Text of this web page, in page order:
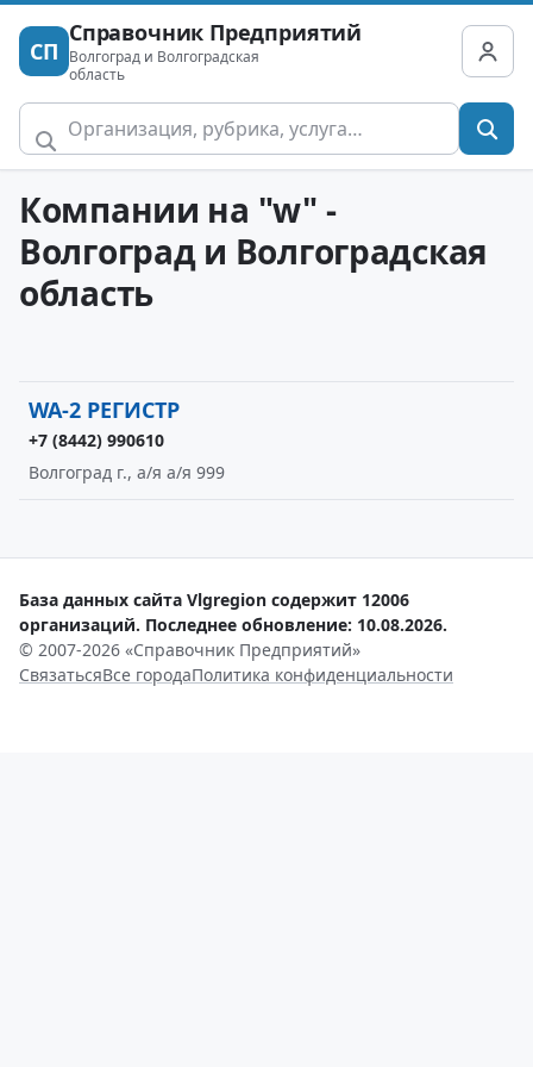
СП
Справочник Предприятий
Волгоград и Волгоградская
область
Компании на "w" -
Волгоград и Волгоградская
область
WA-2 РЕГИСТР
+7 (8442) 990610
Волгоград г., а/я а/я 999
База данных сайта Vlgregion содержит 12006
организаций. Последнее обновление: 10.08.2026.
© 2007-2026 «Справочник Предприятий»
СвязатьсяВсе городаПолитика конфиденциальности